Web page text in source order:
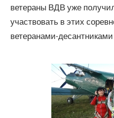
ветераны ВДВ уже
участвовать в этих
ветеранами-